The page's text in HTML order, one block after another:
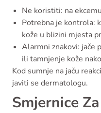
Ne koristiti: na
Potrebna je kontrola:
kože u blizini mjesta
Alarmni znakovi: jače
ili tamnjenje kože
Kod sumnje na jaču
javiti se dermatologu.
Smjernice